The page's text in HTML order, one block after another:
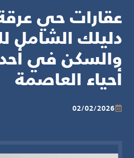
عقارات حي
دليلك الشامل
والسكن في
أحياء العاصمة
02/02/2026